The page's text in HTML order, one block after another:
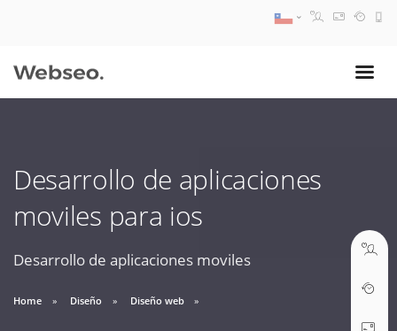
Desarrollo de aplicaciones
moviles para ios
Desarrollo de aplicaciones moviles
Home Diseño Diseño web
09:30 AM A 18:30 PM
soporte@webseo.cl